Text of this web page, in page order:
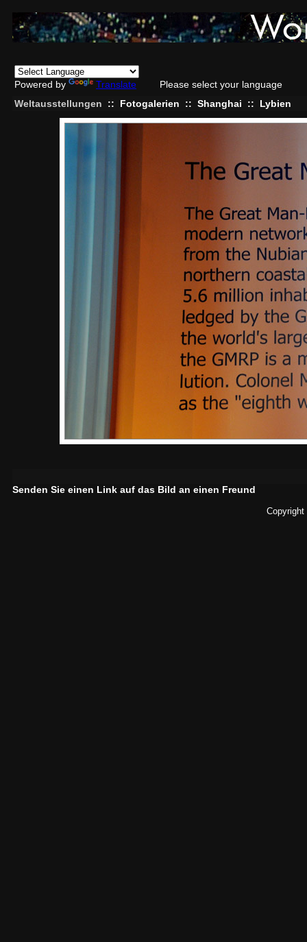
Powered by Translate
Please select your language
Weltausstellungen
:: Fotogalerien :: Shanghai :: Lybien
Senden Sie einen Link auf das Bild an einen Freund